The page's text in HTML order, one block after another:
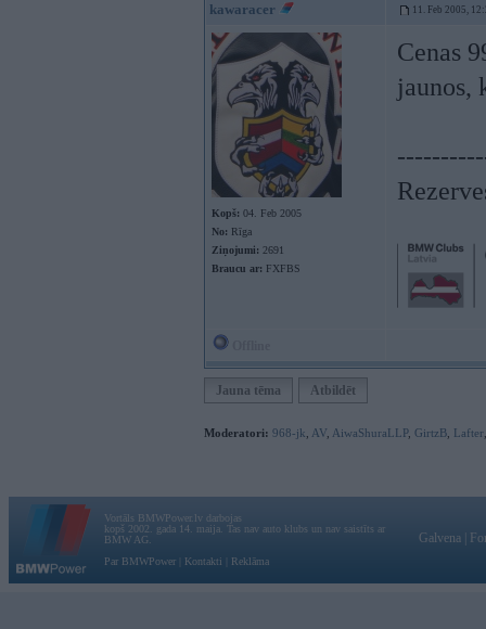
kawaracer 11. Feb 2005,
Kopš: 04. Feb 2005
No: Rīga
Ziņojumi: 2691
Braucu ar: FXFBS
Cenas
jaunos,
Jauna tēma Atbildēt
Moderatori: 968-jk AV AiwaShuraLLP, GirtzB Lafter
Vortāls BMWPower.lv darbojas
kopš 2002. gada 14. maija. Tas nav auto klubs un nav saistīts ar
BMW AG.
Par BMWPower
Kontakti Reklāma
Galvena